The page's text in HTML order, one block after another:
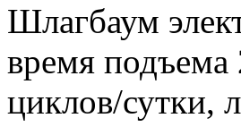
Шлагбаум
время подъема
циклов/сутки,